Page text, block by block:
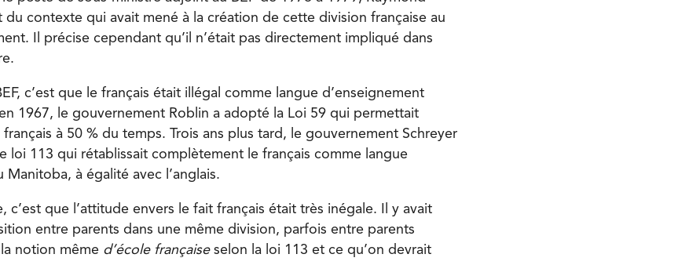
du contexte qui avait mené à la création de cette division française au
Il précise cependant qu’il n’était pas directement impliqué dans
c’est que le français était illégal comme langue d’enseignement
1967, le gouvernement Roblin a adopté la Loi 59 qui permettait
français à 50 % du temps. Trois ans plus tard, le gouvernement Schreyer
loi 113 qui rétablissait complètement le français comme langue
Manitoba, à égalité avec l’anglais.
c’est que l’attitude envers le fait français était très inégale. Il y avait
entre parents dans une même division, parfois entre parents
notion même d’école françaiseselon la loi 113 et ce qu’on devrait